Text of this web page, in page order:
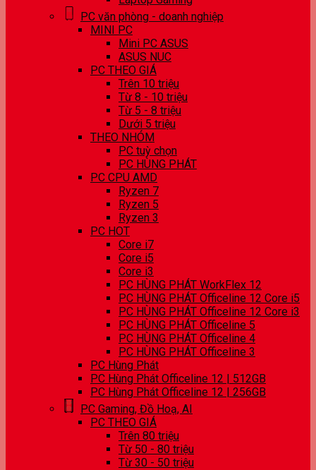
PC văn phòng - doanh nghiệp
MINI PC
Mini PC ASUS
ASUS NUC
PC THEO GIÁ
Trên 10 triệu
Từ 8 - 10 triệu
Từ 5 - 8 triệu
Dưới 5 triệu
THEO NHÓM
PC tuỳ chọn
PC HÙNG PHÁT
PC CPU AMD
Ryzen 7
Ryzen 5
Ryzen 3
PC HOT
Core i7
Core i5
Core i3
PC HÙNG PHÁT WorkFlex 12
PC HÙNG PHÁT Officeline 12 Core i5
PC HÙNG PHÁT Officeline 12 Core i3
PC HÙNG PHÁT Officeline 5
PC HÙNG PHÁT Officeline 4
PC HÙNG PHÁT Officeline 3
PC Hùng Phát
PC Hùng Phát Officeline 12 | 512GB
PC Hùng Phát Officeline 12 | 256GB
PC Gaming, Đồ Hoạ, AI
PC THEO GIÁ
Trên 80 triệu
Từ 50 - 80 triệu
Từ 30 - 50 triệu